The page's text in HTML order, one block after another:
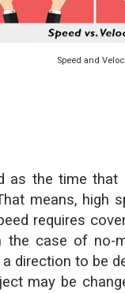
Speed and
as the time
means, high
requires
the case of no-
direction to be
may be